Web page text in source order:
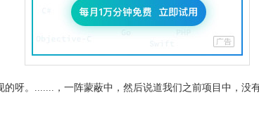
呀。.......，一阵蒙蔽中，然后说道我们之前项目中，没